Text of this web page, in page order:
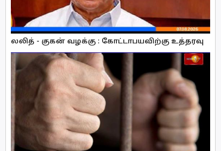
லலித் - குகன் வழக்கு : கோட்டாபயவிற்கு உத்தரவு